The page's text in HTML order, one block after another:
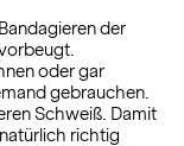
der
oder gar
gebrauchen.
Schweiß. Damit
richtig